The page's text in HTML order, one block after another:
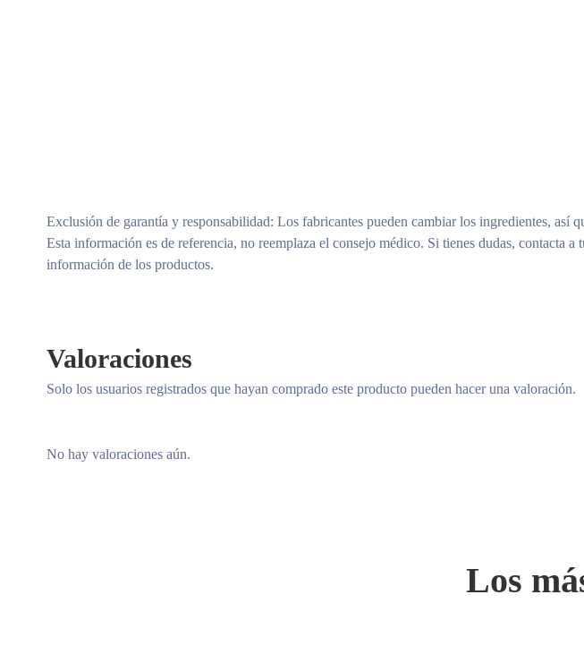
Exclusión de garantía y responsabilidad: Los fabricantes pueden cambiar los ingredientes, así
Esta información es de referencia, no reemplaza el consejo médico. Si tienes dudas, contacta
información de los productos.
Valoraciones
No hay valoraciones aún.
Solo los usuarios registrados que hayan comprado este producto pueden hacer una valoración.
Los